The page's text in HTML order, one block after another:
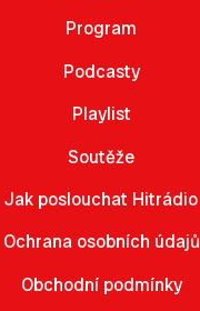
Program
Podcasty
Playlist
Soutěže
Jak poslouchat Hitrádio
Ochrana osobních údajů
Obchodní podmínky